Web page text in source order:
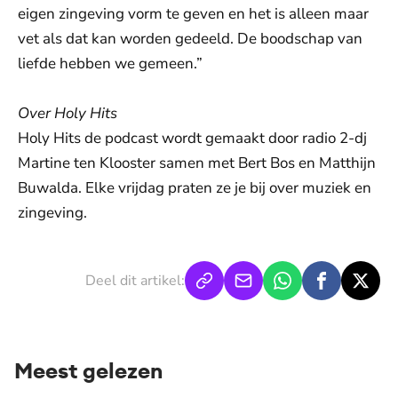
eigen zingeving vorm te geven en het is alleen maar
vet als dat kan worden gedeeld. De boodschap van
liefde hebben we gemeen.”
Over Holy Hits
Holy Hits de podcast wordt gemaakt door radio 2-dj
Martine ten Klooster samen met Bert Bos en Matthijn
Buwalda. Elke vrijdag praten ze je bij over muziek en
zingeving.
Deel dit artikel:
Meest gelezen